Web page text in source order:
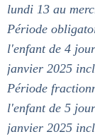
lundi 13 au
Période
l'enfant de 4
janvier 2025
Période
l'enfant de 5
janvier 2025